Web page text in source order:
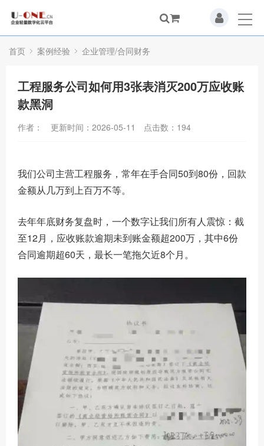
首页 案例经验 企业管理/合同财务
工程服务公司如何用3张表消灭200万应收账
款黑洞
作者： 更新时间：2026-05-11 点击数： 194
我们公司主营工程服务，常年在手合同50到80份，回款
金额从几万到上百万不等。
去年年底财务复盘时，一个数字让我们所有人震惊：截
至12月，应收账款逾期未到账金额超200万，其中6份
合同逾期超60天，最长一笔拖欠近8个月。